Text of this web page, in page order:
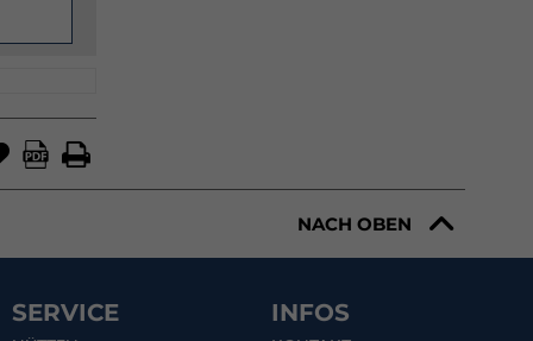
NACH OBEN
SERVICE INFOS